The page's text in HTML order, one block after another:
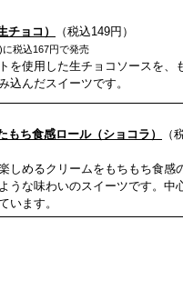
ョコ）
（税込149円）
税込167円で発売
を使用した生チョコソースを、
込んだスイーツです。
ち食感ロール（ショコラ）
（
しめるクリームをもちもち食感
うな味わいのスイーツです。中
います。